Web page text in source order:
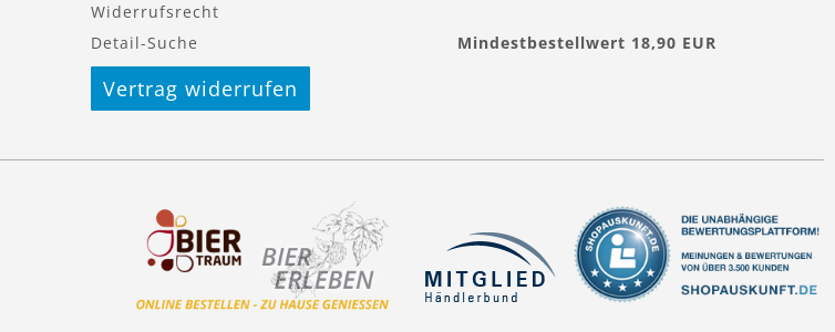
Widerrufsrecht
Detail-Suche
Vertrag widerrufen
Mindestbestellwert 18,90 EUR